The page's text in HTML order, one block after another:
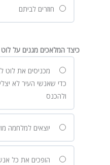
חוזרים לביתם
כיצד המלאכים מגנים על לוט
מכניסים את לוט
כדי שאנשי העיר לא
ולהכנס
יוצאים למלחמה
הופכים את כל